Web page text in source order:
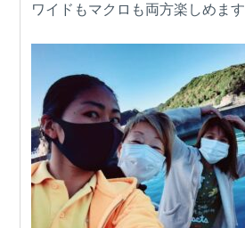
ワイドもマクロも両方楽しめます